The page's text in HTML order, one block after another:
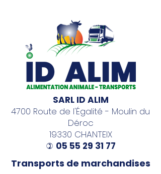
SARL ID ALIM
4700 Route de l'Égalité - Moulin du
Déroc
19330 CHANTEIX
) 05 55 29 31 77
Transports de marchandises